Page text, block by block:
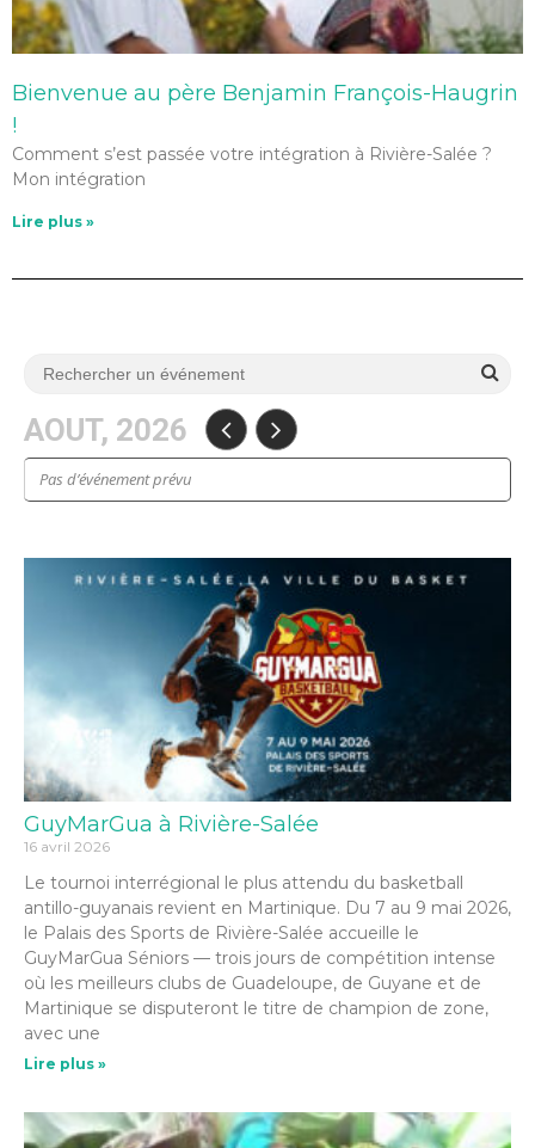
Bienvenue au père Benjamin François-Haugrin
!
Comment s’est passée votre intégration à Rivière-Salée ?
Mon intégration
Lire plus »
AOUT, 2026
Pas d’événement prévu
GuyMarGua à Rivière-Salée
16 avril 2026
Le tournoi interrégional le plus attendu du basketball
antillo-guyanais revient en Martinique. Du 7 au 9 mai 2026,
le Palais des Sports de Rivière-Salée accueille le
GuyMarGua Séniors — trois jours de compétition intense
où les meilleurs clubs de Guadeloupe, de Guyane et de
Martinique se disputeront le titre de champion de zone,
avec une
Lire plus »